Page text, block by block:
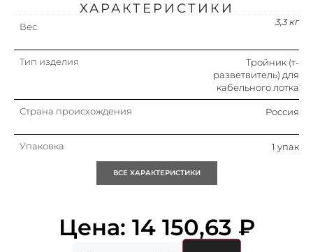
ХАРАКТЕРИСТИКИ
Вес 3,3 кг
Тип изделия
Тройник (т-
разветвитель) для
кабельного лотка
Страна происхождения Россия
Упаковка 1 упак
ВСЕ ХАРАКТЕРИСТИКИ
Цена: 14 150,63 ₽